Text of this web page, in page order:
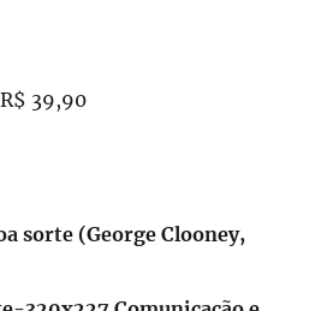
39,90
sorte (George Clooney,